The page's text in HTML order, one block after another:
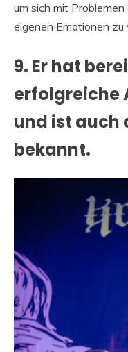
um sich mit
eigenen Emotionen zu
9. Er hat
erfolgreiche
und ist auch
bekannt.